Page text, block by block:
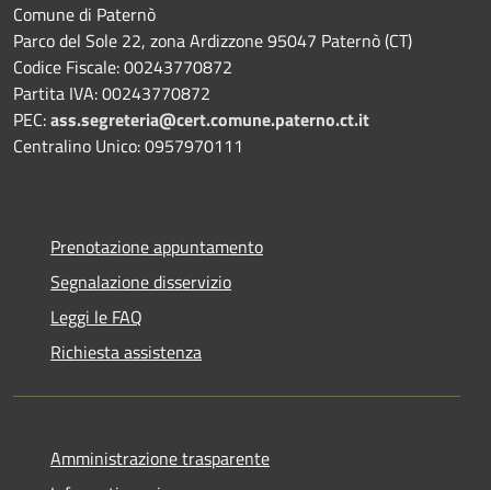
Comune di Paternò
Parco del Sole 22, zona Ardizzone 95047 Paternò (CT)
Codice Fiscale: 00243770872
Partita IVA: 00243770872
PEC:ass.segreteria@cert.comune.paterno.ct.it
Centralino Unico: 0957970111
Prenotazione appuntamento
Segnalazione disservizio
Leggi le FAQ
Richiesta assistenza
Amministrazione trasparente